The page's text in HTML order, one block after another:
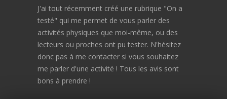
J'ai tout récemment créé une rubrique "On a
testé" qui me permet de vous parler des
activités physiques que moi-même, ou des
lecteurs ou proches ont pu tester. N'hésitez
donc pas à me contacter si vous souhaitez
me parler d'une activité ! Tous les avis sont
bons à prendre !